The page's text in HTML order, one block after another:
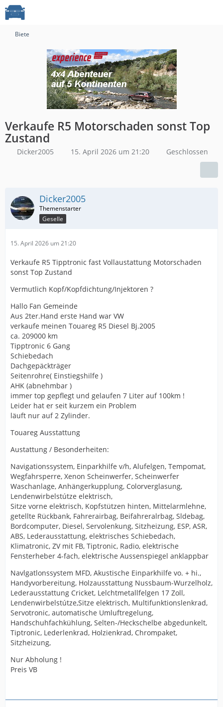
Biete
Verkaufe R5 Motorschaden sonst Top
Zustand
Dicker2005 15. April 2026 um 21:20 Geschlossen
Dicker2005
Geselle
15. April 2026 um 21:20
Verkaufe R5 Tipptronic fast Vollaustattung Motorschaden
sonst Top Zustand
Vermutlich Kopf/Kopfdichtung/Injektoren ?
Hallo Fan Gemeinde
Aus 2ter.Hand erste Hand war VW
verkaufe meinen Touareg R5 Diesel Bj.2005
ca. 209000 km
Tipptronic 6 Gang
Schiebedach
Dachgepäckträger
Seitenrohre( Einstiegshilfe )
AHK (abnehmbar )
immer top gepflegt und gelaufen 7 Liter auf 100km !
Leider hat er seit kurzem ein Problem
läuft nur auf 2 Zylinder.
Touareg Ausstattung
Austattung / Besonderheiten:
Navigationssystem, Einparkhilfe v/h, Alufelgen, Tempomat,
Wegfahrsperre, Xenon Scheinwerfer, Scheinwerfer
Waschanlage, Anhängerkupplung, Colorverglasung,
Lendenwirbelstútze elektrisch,
Sitze vorne elektrisch, Kopfstützen hinten, Mittelarmlehne,
getellte Rückbank, Fahrerairbag, Beifahreralrbag, Sldebag,
Bordcomputer, Diesel, Servolenkung, Sitzheizung, ESP, ASR,
ABS, Lederausstattung, elektrisches Schiebedach,
Klimatronic, ZV mit FB, Tiptronic, Radio, elektrische
Fensterheber 4-fach, elektrische Aussenspiegel anklappbar
Navlgatlonssystem MFD, Akustische Einparkhilfe vo. + hi.,
Handyvorbereitung, Holzausstattung Nussbaum-Wurzelholz,
Lederausstattung Cricket, Lelchtmetallfelgen 17 Zoll,
Lendenwirbelstútze,Sitze elektrisch, Multifunktionslenkrad,
Servotronic, automatische Umluftregelung,
Handschuhfachkühlung, Selten-/Heckschelbe abgedunkelt,
Tiptronic, Lederlenkrad, Holzienkrad, Chrompaket,
Sitzheizung,
Nur Abholung !
Preis VB